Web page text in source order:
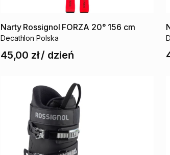
Narty Rossignol FORZA 20° 156 cm
Decathlon Polska
45,00 zł/ dzień